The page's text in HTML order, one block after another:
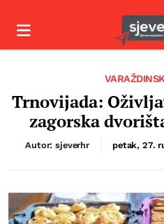
Izbornik
Trnovijada:
zagorska
Autor: sjeverhr petak, 27.